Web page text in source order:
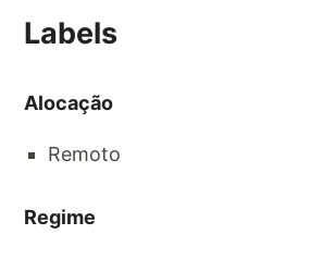
Labels
Alocação
Remoto
Regime